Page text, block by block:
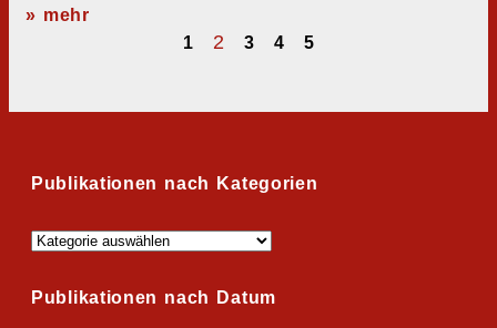
» mehr
1
2 3 4 5
Publikationen nach Kategorien
Publikationen nach Datum